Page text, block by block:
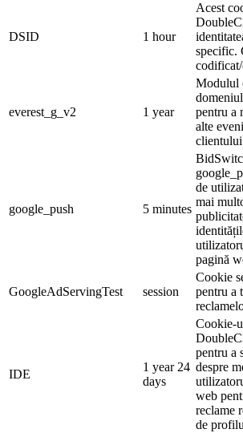
DSID 1 hour
Acest
specific.
everest_g_v2 1 year
Modulul
pentru a
alte
google_push 5 minutes
de
mai
pagină
GoogleAdServingTest session
Cookie
pentru a
IDE
1 year 24
days
Cookie-
pentru a
despre
web
reclame
de